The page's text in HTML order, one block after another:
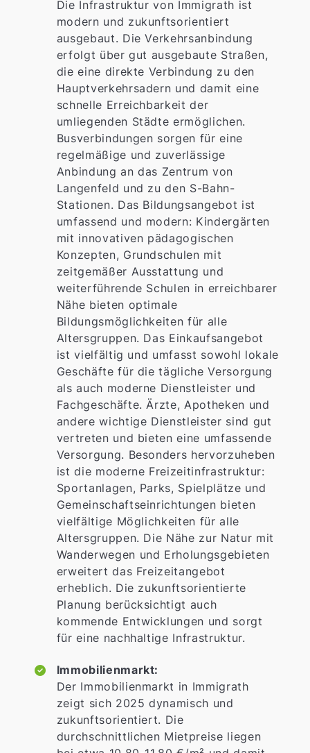
Die Infrastruktur von Immigrath ist
modern und zukunftsorientiert
ausgebaut. Die Verkehrsanbindung
erfolgt über gut ausgebaute Straßen,
die eine direkte Verbindung zu den
Hauptverkehrsadern und damit eine
schnelle Erreichbarkeit der
umliegenden Städte ermöglichen.
Busverbindungen sorgen für eine
regelmäßige und zuverlässige
Anbindung an das Zentrum von
Langenfeld und zu den S-Bahn-
Stationen. Das Bildungsangebot ist
umfassend und modern: Kindergärten
mit innovativen pädagogischen
Konzepten, Grundschulen mit
zeitgemäßer Ausstattung und
weiterführende Schulen in erreichbarer
Nähe bieten optimale
Bildungsmöglichkeiten für alle
Altersgruppen. Das Einkaufsangebot
ist vielfältig und umfasst sowohl lokale
Geschäfte für die tägliche Versorgung
als auch moderne Dienstleister und
Fachgeschäfte. Ärzte, Apotheken und
andere wichtige Dienstleister sind gut
vertreten und bieten eine umfassende
Versorgung. Besonders hervorzuheben
ist die moderne Freizeitinfrastruktur:
Sportanlagen, Parks, Spielplätze und
Gemeinschaftseinrichtungen bieten
vielfältige Möglichkeiten für alle
Altersgruppen. Die Nähe zur Natur mit
Wanderwegen und Erholungsgebieten
erweitert das Freizeitangebot
erheblich. Die zukunftsorientierte
Planung berücksichtigt auch
kommende Entwicklungen und sorgt
für eine nachhaltige Infrastruktur.
Immobilienmarkt:
Der Immobilienmarkt in Immigrath
zeigt sich 2025 dynamisch und
zukunftsorientiert. Die
durchschnittlichen Mietpreise liegen